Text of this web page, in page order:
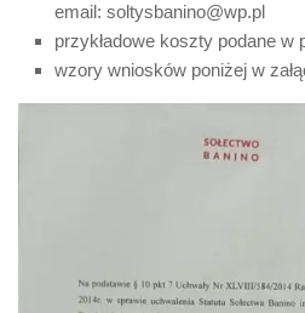
email: soltysbanino@wp.pl
przykładowe koszty podane w
wzory wniosków poniżej w